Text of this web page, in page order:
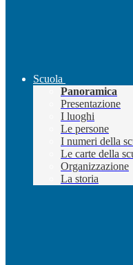
Scuola
Panoramica
Presentazione
I luoghi
Le persone
I numeri della
Le carte della
Organizzazione
La storia